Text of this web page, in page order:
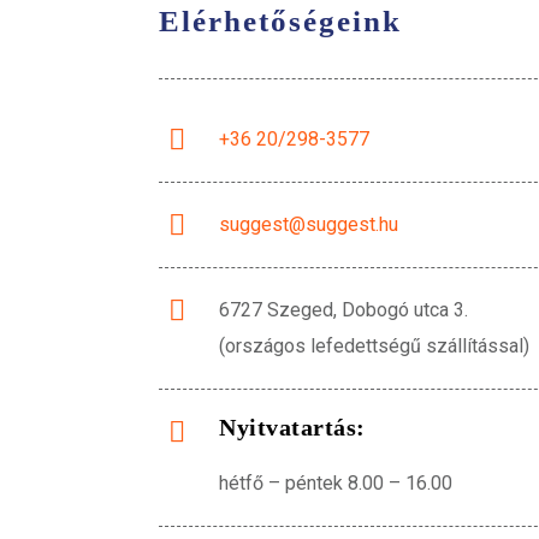
Elérhetőségeink
+36 20/298-3577
suggest@suggest.hu
6727 Szeged, Dobogó utca 3.
(országos lefedettségű szállítással)
Nyitvatartás:
hétfő – péntek 8.00 – 16.00